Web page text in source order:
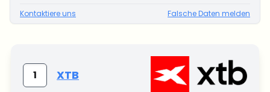
Kontaktiere uns Falsche Daten melden
1 XTB